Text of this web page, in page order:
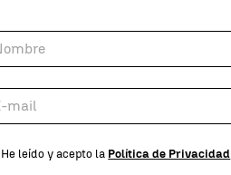
He leído y acepto la Política de Privacidad